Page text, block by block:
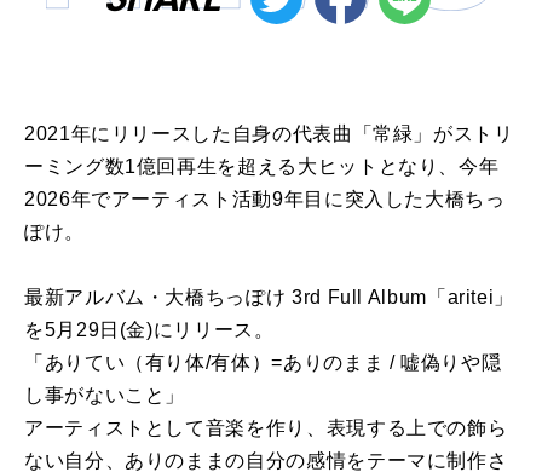
2021年にリリースした自身の代表曲「常緑」がストリ
ーミング数1億回再生を超える大ヒットとなり、今年
2026年でアーティスト活動9年目に突入した大橋ちっ
ぽけ。
最新アルバム・大橋ちっぽけ 3rd Full Album「aritei」
を5月29日(金)にリリース。
「ありてい（有り体/有体）=ありのまま / 嘘偽りや隠
し事がないこと」
アーティストとして音楽を作り、表現する上での飾ら
ない自分、ありのままの自分の感情をテーマに制作さ